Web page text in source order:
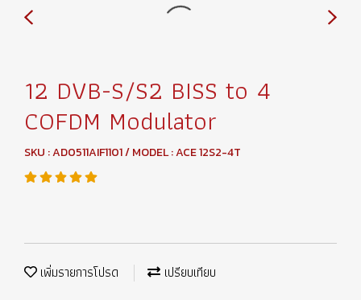
12 DVB-S/S2 BISS to 4
COFDM Modulator
SKU : AD0511AIF1101 / MODEL : ACE 12S2-4T
เพิ่มรายการโปรด เปรียบเทียบ